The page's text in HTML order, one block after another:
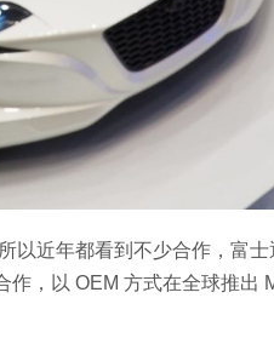
以近年都看到不少合作，富士
作，以 OEM 方式在全球推出